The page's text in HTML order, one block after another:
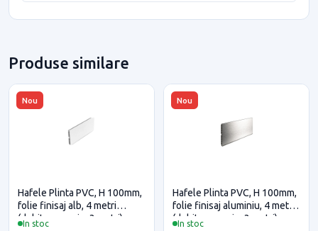
Produse similare
Nou
In stoc
Hafele Plinta PVC, H 100mm,
folie finisaj alb, 4 metri
(debitare maxim 3 metri)
Nou
In stoc
Hafele Plinta PVC, H 100mm,
folie finisaj aluminiu, 4 metri
(debitare maxim 3 metri)